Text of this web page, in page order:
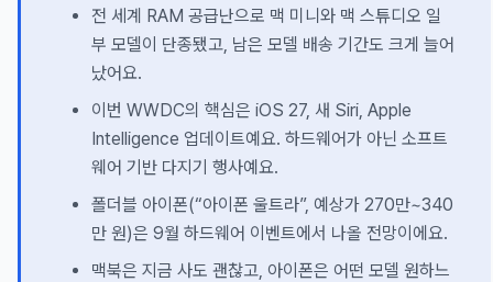
전 세계 RAM 공급난으로 맥 미니와 맥 스튜디오 일
부 모델이 단종됐고, 남은 모델 배송 기간도 크게 늘어
났어요.
이번 WWDC의 핵심은 iOS 27, 새 Siri, Apple
Intelligence 업데이트예요. 하드웨어가 아닌 소프트
웨어 기반 다지기 행사예요.
폴더블 아이폰(“아이폰 울트라”, 예상가 270만~340
만 원)은 9월 하드웨어 이벤트에서 나올 전망이에요.
맥북은 지금 사도 괜찮고, 아이폰은 어떤 모델 원하느